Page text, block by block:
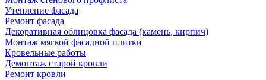
Утепление фасада
Ремонт фасада
Декоративная облицовка фасада (камень, кирпич)
Монтаж мягкой фасадной плитки
Кровельные работы
Демонтаж старой кровли
Ремонт кровли